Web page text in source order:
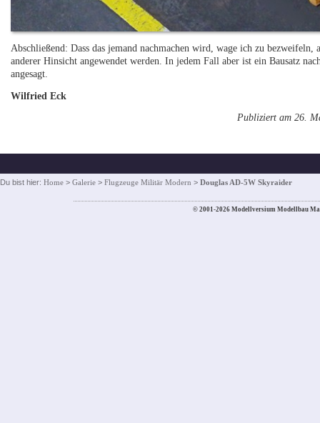
Abschließend: Dass das jemand nachmachen wird, wage ich zu
anderer Hinsicht angewendet werden. In jedem Fall aber ist ein Bausatz
angesagt.
Wilfried Eck
Publiziert am 26.
Du bist hier: Home > Galerie > Flugzeuge Militär Modern > Douglas AD-5W Skyraider
© 2001-2026 Modellversium Modellbau